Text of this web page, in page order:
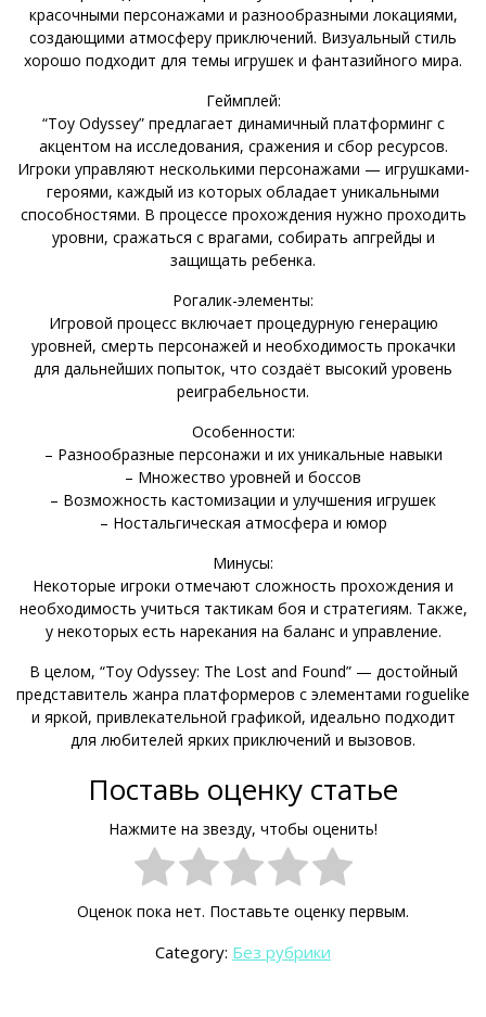
красочными персонажами и разнообразными локациями,
создающими атмосферу приключений. Визуальный стиль
хорошо подходит для темы игрушек и фантазийного мира.
Геймплей:
“Toy Odyssey” предлагает динамичный платформинг с
акцентом на исследования, сражения и сбор ресурсов.
Игроки управляют несколькими персонажами — игрушками-
героями, каждый из которых обладает уникальными
способностями. В процессе прохождения нужно проходить
уровни, сражаться с врагами, собирать апгрейды и
защищать ребенка.
Рогалик-элементы:
Игровой процесс включает процедурную генерацию
уровней, смерть персонажей и необходимость прокачки
для дальнейших попыток, что создаёт высокий уровень
реиграбельности.
Особенности:
– Разнообразные персонажи и их уникальные навыки
– Множество уровней и боссов
– Возможность кастомизации и улучшения игрушек
– Ностальгическая атмосфера и юмор
Минусы:
Некоторые игроки отмечают сложность прохождения и
необходимость учиться тактикам боя и стратегиям. Также,
у некоторых есть нарекания на баланс и управление.
В целом, “Toy Odyssey: The Lost and Found” — достойный
представитель жанра платформеров с элементами roguelike
и яркой, привлекательной графикой, идеально подходит
для любителей ярких приключений и вызовов.
Поставь оценку статье
Нажмите на звезду, чтобы оценить!
Оценок пока нет. Поставьте оценку первым.
Category: Без рубрики